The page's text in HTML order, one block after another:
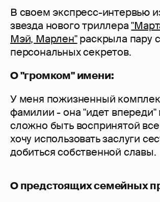
В своем экспресс-интервью
звезда нового триллера
Мэй, Марлен"раскрыла пару
персональных секретов.
О "громком" имени:
У меня пожизненный
фамилии - она "идет впереди"
сложно быть воспринятой
хочу использовать заслуги
добиться собственной славы.
О предстоящих семейных